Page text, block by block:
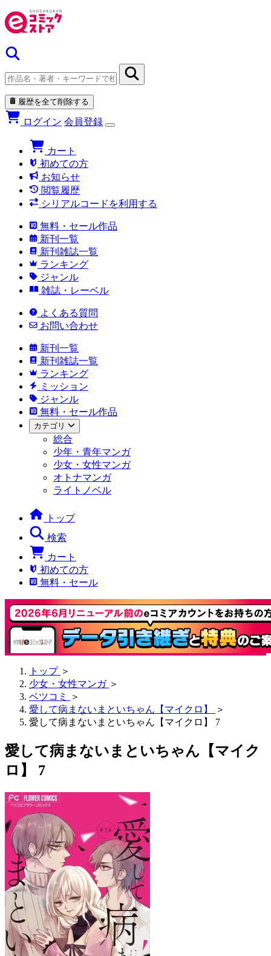
履歴を全て削除する
ログイン 会員登録
カート
初めての方
お知らせ
閲覧履歴
シリアルコードを利用する
無料・セール作品
新刊一覧
新刊雑誌一覧
ランキング
ジャンル
雑誌・レーベル
よくある質問
お問い合わせ
新刊一覧
新刊雑誌一覧
ランキング
ミッション
ジャンル
無料・セール作品
カテゴリ
総合
少年・青年マンガ
少女・女性マンガ
オトナマンガ
ライトノベル
トップ
検索
カート
初めての方
無料・セール
トップ ＞
少女・女性マンガ ＞
ベツコミ
＞
愛して病まないまといちゃん【マイクロ】
＞
愛して病まないまといちゃん【マイクロ】 7
愛して病まないまといちゃん【マイク
ロ】 7